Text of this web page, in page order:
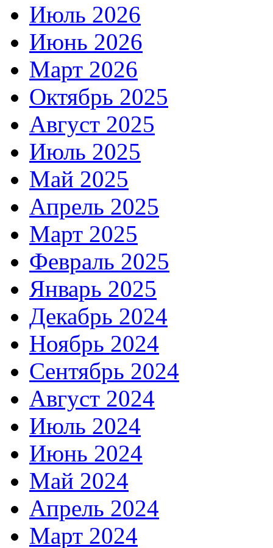
Июль 2026
Июнь 2026
Март 2026
Октябрь 2025
Август 2025
Июль 2025
Май 2025
Апрель 2025
Март 2025
Февраль 2025
Январь 2025
Декабрь 2024
Ноябрь 2024
Сентябрь 2024
Август 2024
Июль 2024
Июнь 2024
Май 2024
Апрель 2024
Март 2024